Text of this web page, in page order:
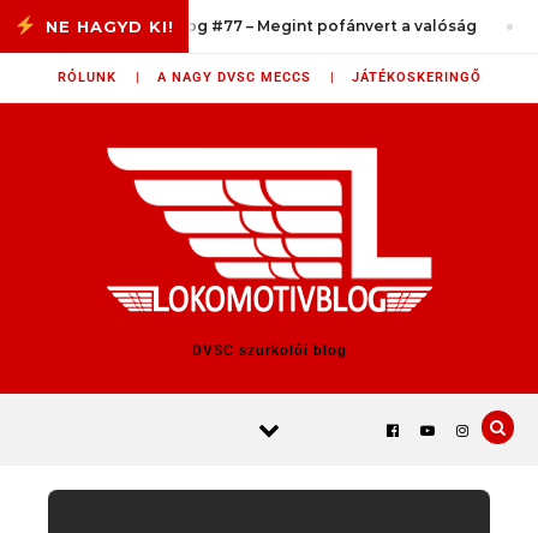
Skip to content
LokomotiVlog #77 – Megint pofánvert a valóság
RÓLUNK | A NAGY DVSC MECCS | JÁTÉKOSKERINGŐ
DVSC szurkolói blog